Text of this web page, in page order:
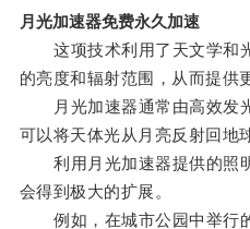
月光加速器免费永久加速
这项技术利用了天文学和
的亮度和辐射范围，从而提供
月光加速器通常由高效发光
可以将天体光从月亮反射回地
利用月光加速器提供的照
会得到极大的扩展。
例如，在城市公园中举行